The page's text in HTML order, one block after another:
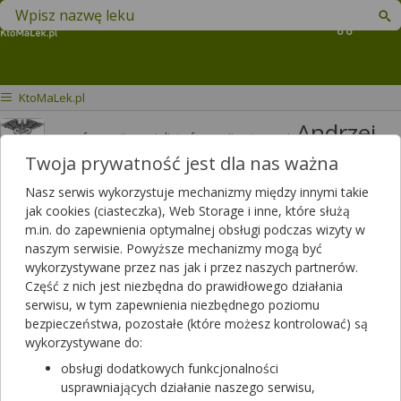
Koszyk
Znajdź lek w swojej okolicy
KtoMaLek.pl
mgr farmacji specjalista farmacji aptecznejAndrzej
Jakimiuk
Odpowiedzi
3820
Polubień
3426
Polecanych artykułów
114 Lista artykułów
APTEKA RODZINNA, Opole Lubelskie
Opole Lubelskie, LUBELSKA 13
Wyświetl numer
Niebawem otwieramy(07:00 - 20:00)
Twoja prywatność jest dla nas ważna
Nasz serwis wykorzystuje mechanizmy między innymi takie
jak cookies (ciasteczka), Web Storage i inne, które służą
m.in. do zapewnienia optymalnej obsługi podczas wizyty w
naszym serwisie. Powyższe mechanizmy mogą być
wykorzystywane przez nas jak i przez naszych partnerów.
Część z nich jest niezbędna do prawidłowego działania
serwisu, w tym zapewnienia niezbędnego poziomu
bezpieczeństwa, pozostałe (które możesz kontrolować) są
wykorzystywane do:
obsługi dodatkowych funkcjonalności
usprawniających działanie naszego serwisu,